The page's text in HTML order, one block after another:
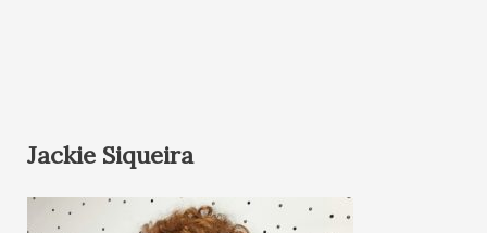
Jackie Siqueira